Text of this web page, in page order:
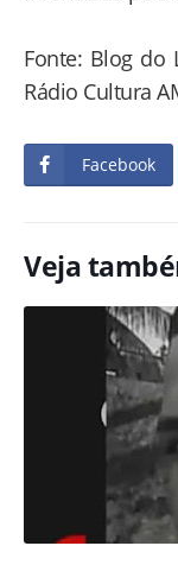
Fonte: Blog do
Rádio Cultura
Facebook
Veja